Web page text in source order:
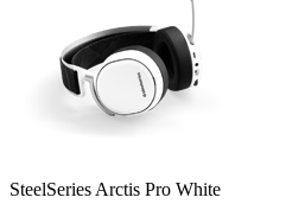
SteelSeries Arctis Pro White